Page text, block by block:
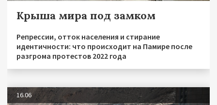
Крыша мира под замком
Репрессии, отток населения и стирание
идентичности: что происходит на Памире после
разгрома протестов 2022 года
16.06